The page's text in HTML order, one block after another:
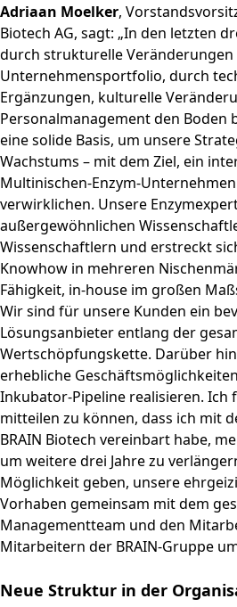
Adriaan Moelker,
Biotech AG, sagt: „In den letzten
durch strukturelle Veränderungen
Unternehmensportfolio, durch
Ergänzungen, kulturelle
Personalmanagement den Boden
eine solide Basis, um unsere
Wachstums – mit dem Ziel, ein
Multinischen-Enzym-
verwirklichen. Unsere
außergewöhnlichen
Wissenschaftlern und erstreckt
Knowhow in mehreren
Fähigkeit, in-house im großen
Wir sind für unsere Kunden ein
Lösungsanbieter entlang der
Wertschöpfungskette. Darüber
erhebliche
Inkubator-Pipeline realisieren. Ich
mitteilen zu können, dass ich mit
BRAIN Biotech vereinbart habe,
um weitere drei Jahre zu
Möglichkeit geben, unsere
Vorhaben gemeinsam mit dem
Managementteam und den
Mitarbeitern der BRAIN-Gruppe
Neue Struktur in der